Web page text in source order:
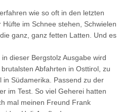
wie so oft in den letzten
im Schnee stehen, Schwielen
ganz, ganz fetten Latten. Und es
dieser Bergstolz Ausgabe wird
Abfahrten in Osttirol, zu
Südamerika. Passend zu der
im Test. So viel Geherei hatten
mal meinen Freund Frank